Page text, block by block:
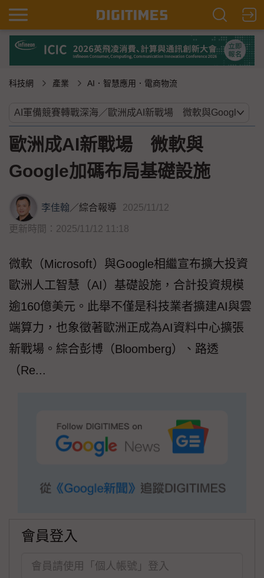
科技網 產業 AI．智慧應用．電商物流
歐洲成AI新戰場 微軟與
Google加碼布局基礎設施
李佳翰／綜合報導 2025/11/12
更新時間：2025/11/12 11:18
微軟（Microsoft）與Google相繼宣布擴大投資
歐洲人工智慧（AI）基礎設施，合計投資規模
逾160億美元。此舉不僅是科技業者擴建AI與雲
端算力，也象徵著歐洲正成為AI資料中心擴張
新戰場。綜合彭博（Bloomberg）、路透
（Re...
會員登入